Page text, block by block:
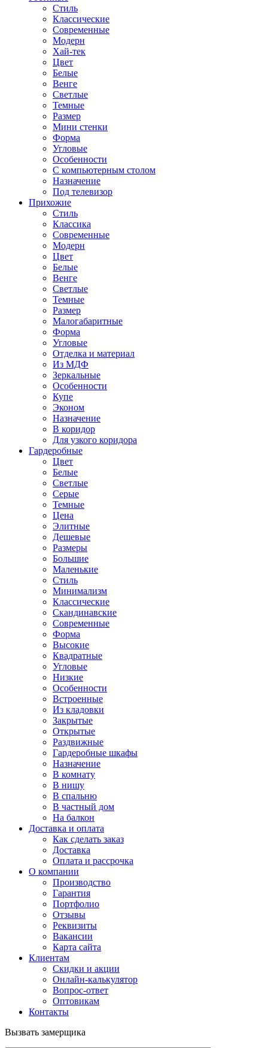
Стиль
Классические
Современные
Модерн
Хай-тек
Цвет
Белые
Венге
Светлые
Темные
Размер
Мини стенки
Форма
Угловые
Особенности
С компьютерным столом
Назначение
Под телевизор
Прихожие
Стиль
Классика
Современные
Модерн
Цвет
Белые
Венге
Светлые
Темные
Размер
Малогабаритные
Форма
Угловые
Отделка и материал
Из МДФ
Зеркальные
Особенности
Купе
Эконом
Назначение
В коридор
Для узкого коридора
Гардеробные
Цвет
Белые
Светлые
Серые
Темные
Цена
Элитные
Дешевые
Размеры
Большие
Маленькие
Стиль
Минимализм
Классические
Скандинавские
Современные
Форма
Высокие
Квадратные
Угловые
Низкие
Особенности
Встроенные
Из кладовки
Закрытые
Открытые
Раздвижные
Гардеробные шкафы
Назначение
В комнату
В нишу
В спальню
В частный дом
На балкон
Доставка и оплата
Как сделать заказ
Доставка
Оплата и рассрочка
О компании
Производство
Гарантия
Портфолио
Отзывы
Реквизиты
Вакансии
Карта сайта
Клиентам
Скидки и акции
Онлайн-калькулятор
Вопрос-ответ
Оптовикам
Контакты
Вызвать замерщика